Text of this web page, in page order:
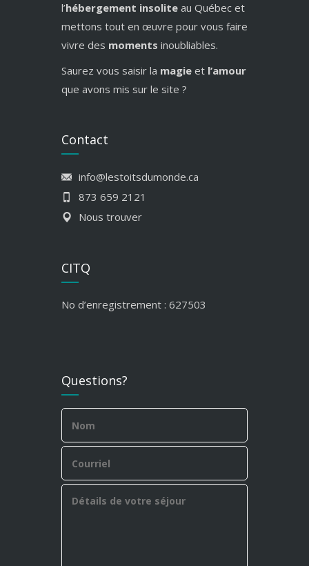
l’hébergement insolite au Québec et
mettons tout en œuvre pour vous faire
vivre des moments inoubliables.
Saurez vous saisir la magie et l’amour
que avons mis sur le site ?
Contact
info@lestoitsdumonde.ca
873 659 2121
Nous trouver
CITQ
No d’enregistrement : 627503
Questions?